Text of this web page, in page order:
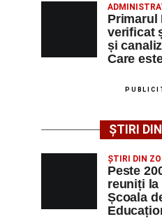
Primarul
verificat
și
Care
ȘTIRI
ȘTIRI DIN
Peste
reuniți la
Școala